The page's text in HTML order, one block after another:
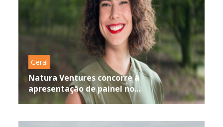
Geral
Natura Ventures concorre à
apresentação de painel no...